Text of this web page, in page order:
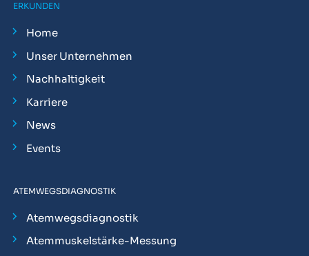
ERKUNDEN
Home
Unser Unternehmen
Nachhaltigkeit
Karriere
News
Events
ATEMWEGSDIAGNOSTIK
Atemwegsdiagnostik
Atemmuskelstärke-Messung